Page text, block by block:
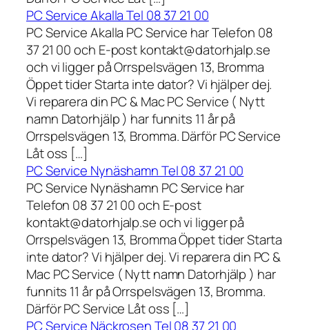
PC Service Akalla Tel 08 37 21 00
PC Service Akalla PC Service har Telefon 08
37 21 00 och E-post kontakt@datorhjalp.se
och vi ligger på Orrspelsvägen 13, Bromma
Öppet tider Starta inte dator? Vi hjälper dej.
Vi reparera din PC & Mac PC Service ( Nytt
namn Datorhjälp ) har funnits 11 år på
Orrspelsvägen 13, Bromma. Därför PC Service
Låt oss […]
PC Service Nynäshamn Tel 08 37 21 00
PC Service Nynäshamn PC Service har
Telefon 08 37 21 00 och E-post
kontakt@datorhjalp.se och vi ligger på
Orrspelsvägen 13, Bromma Öppet tider Starta
inte dator? Vi hjälper dej. Vi reparera din PC &
Mac PC Service ( Nytt namn Datorhjälp ) har
funnits 11 år på Orrspelsvägen 13, Bromma.
Därför PC Service Låt oss […]
PC Service Näckrosen Tel 08 37 21 00